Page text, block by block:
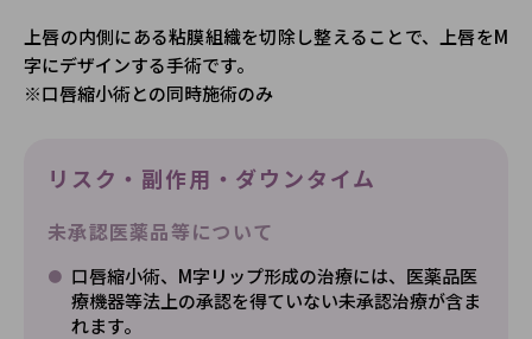
上唇の内側にある粘膜組織を切除し整えることで、上唇をM
字にデザインする手術です。
※口唇縮小術との同時施術のみ
リスク・副作用・ダウンタイム
未承認医薬品等について
口唇縮小術、M字リップ形成の治療には、医薬品医
療機器等法上の承認を得ていない未承認治療が含ま
れます。